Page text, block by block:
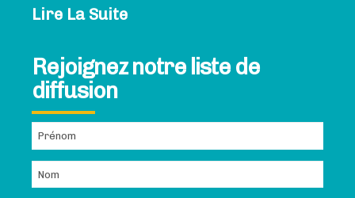
Lire La Suite
Rejoignez notre liste de
diffusion